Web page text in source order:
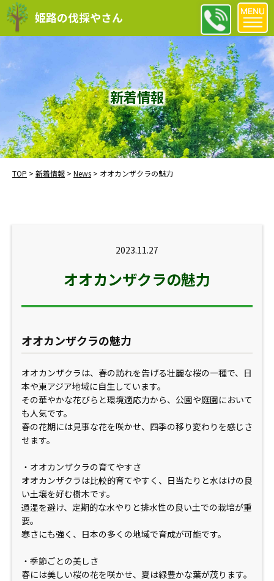
姫路の伐採やさん
新着情報
TOP > 新着情報 > News > オオカンザクラの魅力
2023.11.27
オオカンザクラの魅力
オオカンザクラの魅力
オオカンザクラは、春の訪れを告げる壮麗な桜の一種で、日
本や東アジア地域に自生しています。
その華やかな花びらと環境適応力から、公園や庭園において
も人気です。
春の花期には見事な花を咲かせ、四季の移り変わりを感じさ
せます。
・オオカンザクラの育てやすさ
オオカンザクラは比較的育てやすく、日当たりと水はけの良
い土壌を好む樹木です。
過湿を避け、定期的な水やりと排水性の良い土での栽培が重
要。
寒さにも強く、日本の多くの地域で育成が可能です。
・季節ごとの美しさ
春には美しい桜の花を咲かせ、夏は緑豊かな葉が茂ります。